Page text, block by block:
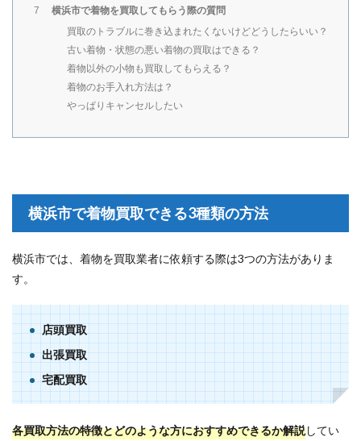
7
横浜市で着物を買取してもらう際の質問
買取のトラブルに巻き込まれたくないけどどうしたらいい？
古い着物・状態の悪い着物の買取はできる？
着物以外の小物も買取してもらえる？
着物のお手入れ方法は？
やっぱりキャンセルしたい
横浜市で着物買取できる3種類の方法
横浜市では、着物を買取業者に依頼する際は3つの方法がありま
す。
店頭買取
出張買取
宅配買取
各買取方法の特徴とどのような方におすすめできるか解説してい